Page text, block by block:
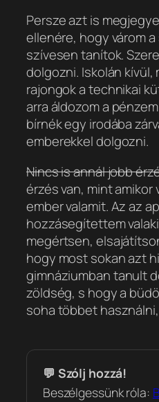
Persze azt is
ellenére, hogy várom
szívesen tanítok.
dolgozni. Iskolán
rajongok a technikai
arra áldozom a
bírnék egy irodába
emberekkel dolgozni.
Nincs is annál jobb
érzés van, mint
ember valamit. Az az
hozzásegítettem
megértsen,
hogy most sokan azt
gimnáziumban tanult
zöldség, s hogy a
soha többet
💬 Szólj hozzá!
Beszélgessünk róla: